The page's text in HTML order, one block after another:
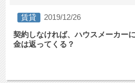
賃貸
2019/12/26
契約しなければ、ハウスメーカー
金は返ってくる？